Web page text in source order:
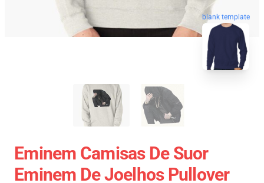
blank template
Eminem Camisas De Suor
Eminem De Joelhos Pullover